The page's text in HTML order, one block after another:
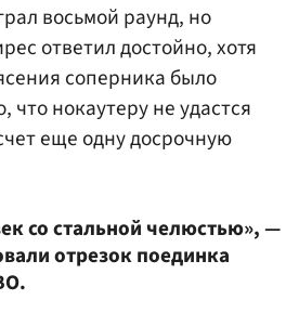
восьмой раунд, но
ответил достойно, хотя
соперника было
что нокаутеру не удастся
еще одну досрочную
со стальной челюстью», —
отрезок поединка